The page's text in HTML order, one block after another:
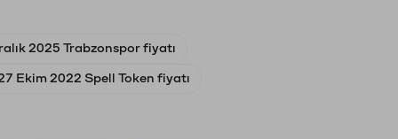
2025 Trabzonspor fiyatı
Ekim 2022 Spell Token fiyatı